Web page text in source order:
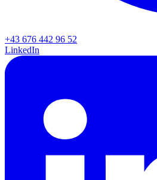
+43 676 442 96 52
LinkedIn